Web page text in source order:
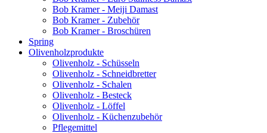
Bob Kramer - Meiji Damast
Bob Kramer - Zubehör
Bob Kramer - Broschüren
Spring
Olivenholzprodukte
Olivenholz - Schüsseln
Olivenholz - Schneidbretter
Olivenholz - Schalen
Olivenholz - Besteck
Olivenholz - Löffel
Olivenholz - Küchenzubehör
Pflegemittel